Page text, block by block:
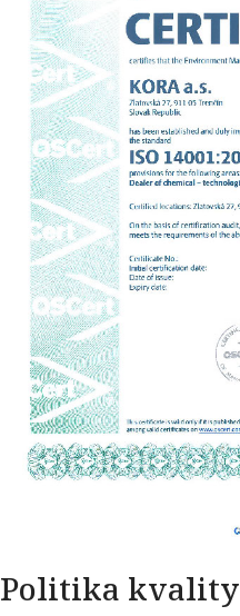
Politika kvality